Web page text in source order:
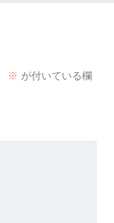
※ が付いている欄